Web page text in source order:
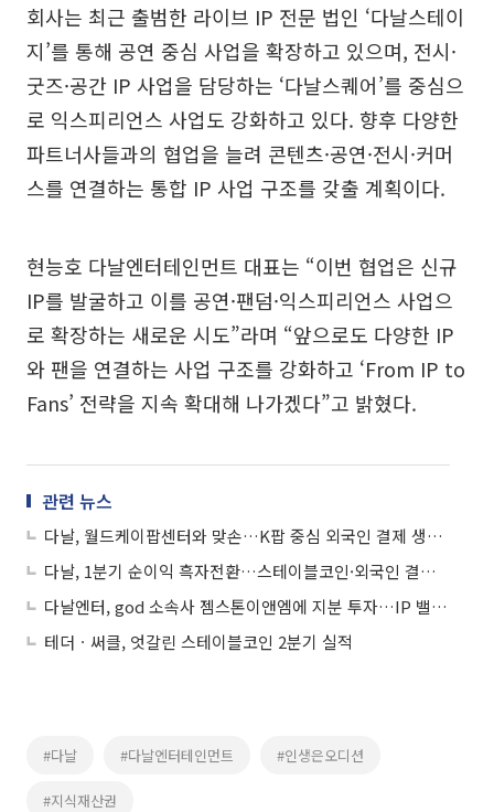
회사는 최근 출범한 라이브 IP 전문 법인 ‘다날스테이
지’를 통해 공연 중심 사업을 확장하고 있으며, 전시·
굿즈·공간 IP 사업을 담당하는 ‘다날스퀘어’를 중심으
로 익스피리언스 사업도 강화하고 있다. 향후 다양한
파트너사들과의 협업을 늘려 콘텐츠·공연·전시·커머
스를 연결하는 통합 IP 사업 구조를 갖출 계획이다.
현능호 다날엔터테인먼트 대표는 “이번 협업은 신규
IP를 발굴하고 이를 공연·팬덤·익스피리언스 사업으
로 확장하는 새로운 시도”라며 “앞으로도 다양한 IP
와 팬을 연결하는 사업 구조를 강화하고 ‘From IP to
Fans’ 전략을 지속 확대해 나가겠다”고 밝혔다.
관련 뉴스
다날, 월드케이팝센터와 맞손…K팝 중심 외국인 결제 생태계 넓힌다
다날, 1분기 순이익 흑자전환…스테이블코인·외국인 결제 사업 확대
다날엔터, god 소속사 젬스톤이앤엠에 지분 투자…IP 밸류체인 완성
테더ㆍ써클, 엇갈린 스테이블코인 2분기 실적
#다날 #다날엔터테인먼트 #인생은오디션
#지식재산권